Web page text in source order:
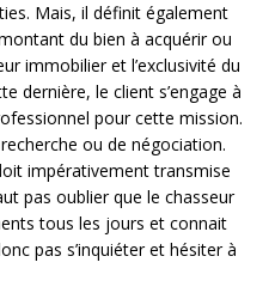
Mais, il définit également
du bien à acquérir ou
immobilier et l’exclusivité du
dernière, le client s’engage à
pour cette mission.
ou de négociation.
impérativement transmise
pas oublier que le chasseur
tous les jours et connait
pas s’inquiéter et hésiter à